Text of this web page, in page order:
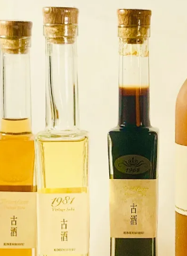
テクノロジー・ガジェット
映像・映画
ビジネス・起業
まちづくり・地域活性化